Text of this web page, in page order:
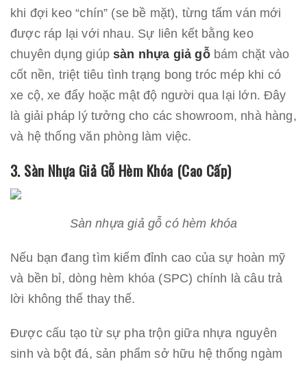
khi đợi keo “chín” (se bề mặt), từng tấm ván mới
được ráp lại với nhau. Sự liên kết bằng keo
chuyên dụng giúpsàn nhựa giả gỗbám chặt vào
cốt nền, triệt tiêu tình trạng bong tróc mép khi có
xe cộ, xe đẩy hoặc mật độ người qua lại lớn. Đây
là giải pháp lý tưởng cho các showroom, nhà hàng,
và hệ thống văn phòng làm việc.
3. Sàn Nhựa Giả Gỗ Hèm Khóa (Cao Cấp)
Sàn nhựa giả gỗ có hèm khóa
Nếu bạn đang tìm kiếm đỉnh cao của sự hoàn mỹ
và bền bỉ, dòng hèm khóa (SPC) chính là câu trả
lời không thể thay thế.
Được cấu tạo từ sự pha trộn giữa nhựa nguyên
sinh và bột đá, sản phẩm sở hữu hệ thống ngàm